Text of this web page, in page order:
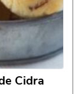
Cidra